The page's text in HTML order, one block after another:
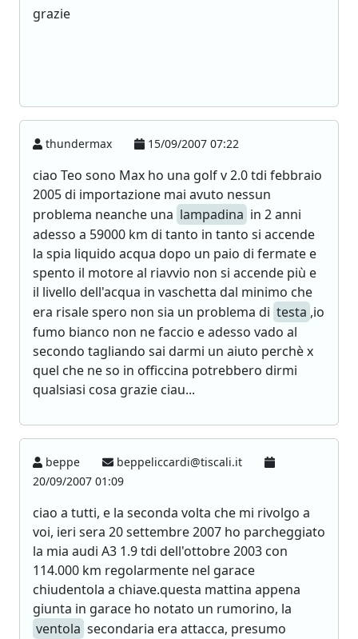
grazie
thundermax 15/09/2007 07:22
ciao Teo sono Max ho una golf v 2.0 tdi febbraio
2005 di importazione mai avuto nessun
problema neanche una lampadina in 2 anni
adesso a 59000 km di tanto in tanto si accende
la spia liquido acqua dopo un paio di fermate e
spento il motore al riavvio non si accende più e
il livello dell'acqua in vaschetta dal minimo che
era risale spero non sia un problema di testa ,io
fumo bianco non ne faccio e adesso vado al
secondo tagliando sai darmi un aiuto perchè x
quel che ne so in officcina potrebbero dirmi
qualsiasi cosa grazie ciau...
beppe
beppeliccardi@tiscali.it
20/09/2007 01:09
ciao a tutti, e la seconda volta che mi rivolgo a
voi, ieri sera 20 settembre 2007 ho parcheggiato
la mia audi A3 1.9 tdi dell'ottobre 2003 con
114.000 km regolarmente nel garace
chiudentola a chiave.questa mattina appena
giunta in garace ho notato un rumorino, la
ventola secondaria era attacca, presumo